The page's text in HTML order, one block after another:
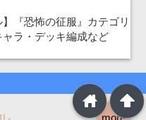
】『恐怖の征服』カテゴリ
ャラ・デッキ編成など
arrowup
home